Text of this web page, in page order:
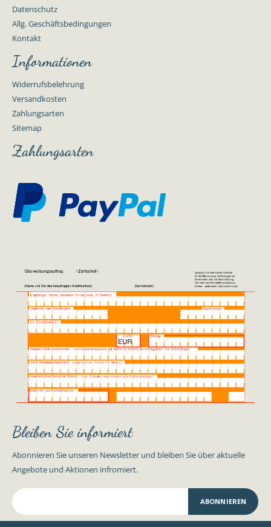
Datenschutz
Allg. Geschäftsbedingungen
Kontakt
Informationen
Widerrufsbelehrung
Versandkosten
Zahlungsarten
Sitemap
Zahlungsarten
Bleiben Sie informiert
Abonnieren Sie unseren Newsletter und bleiben Sie über aktuelle
Angebote und Aktionen infromiert.
ABONNIEREN